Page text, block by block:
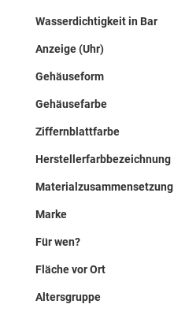
Wasserdichtigkeit in Bar
Anzeige (Uhr)
Gehäuseform
Gehäusefarbe
Ziffernblattfarbe
Herstellerfarbbezeichnung
Materialzusammensetzung
Marke
Für wen?
Fläche vor Ort
Altersgruppe